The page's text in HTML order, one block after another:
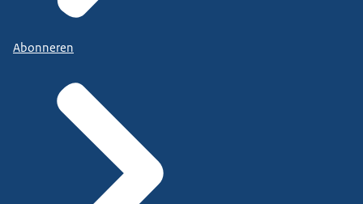
Abonneren